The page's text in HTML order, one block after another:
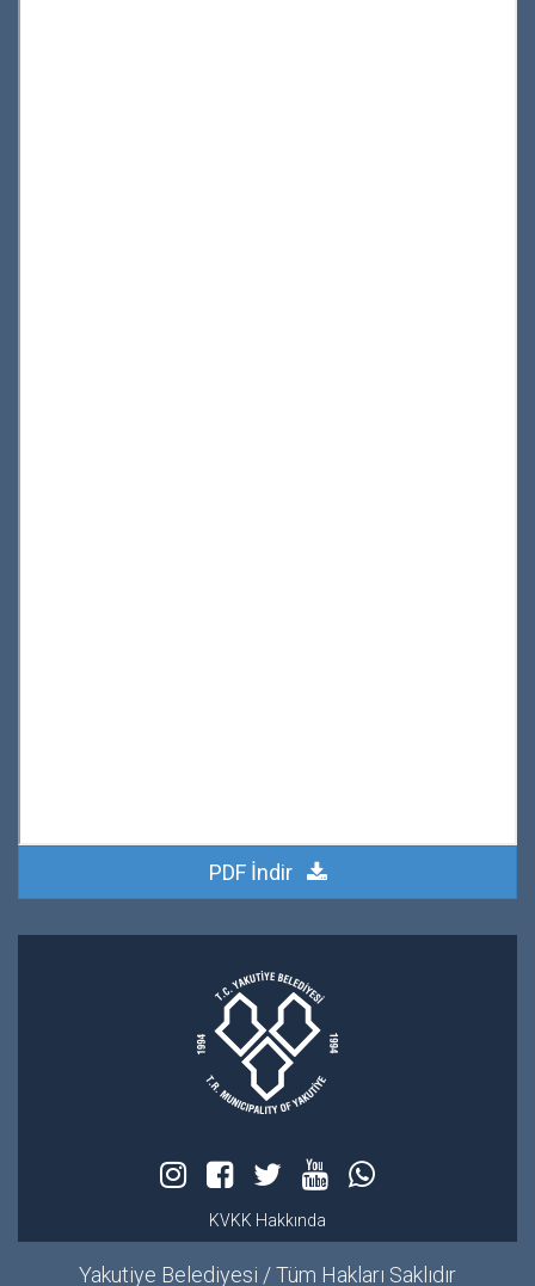
PDF İndir
KVKK Hakkında
Yakutiye Belediyesi / Tüm Hakları Saklıdır